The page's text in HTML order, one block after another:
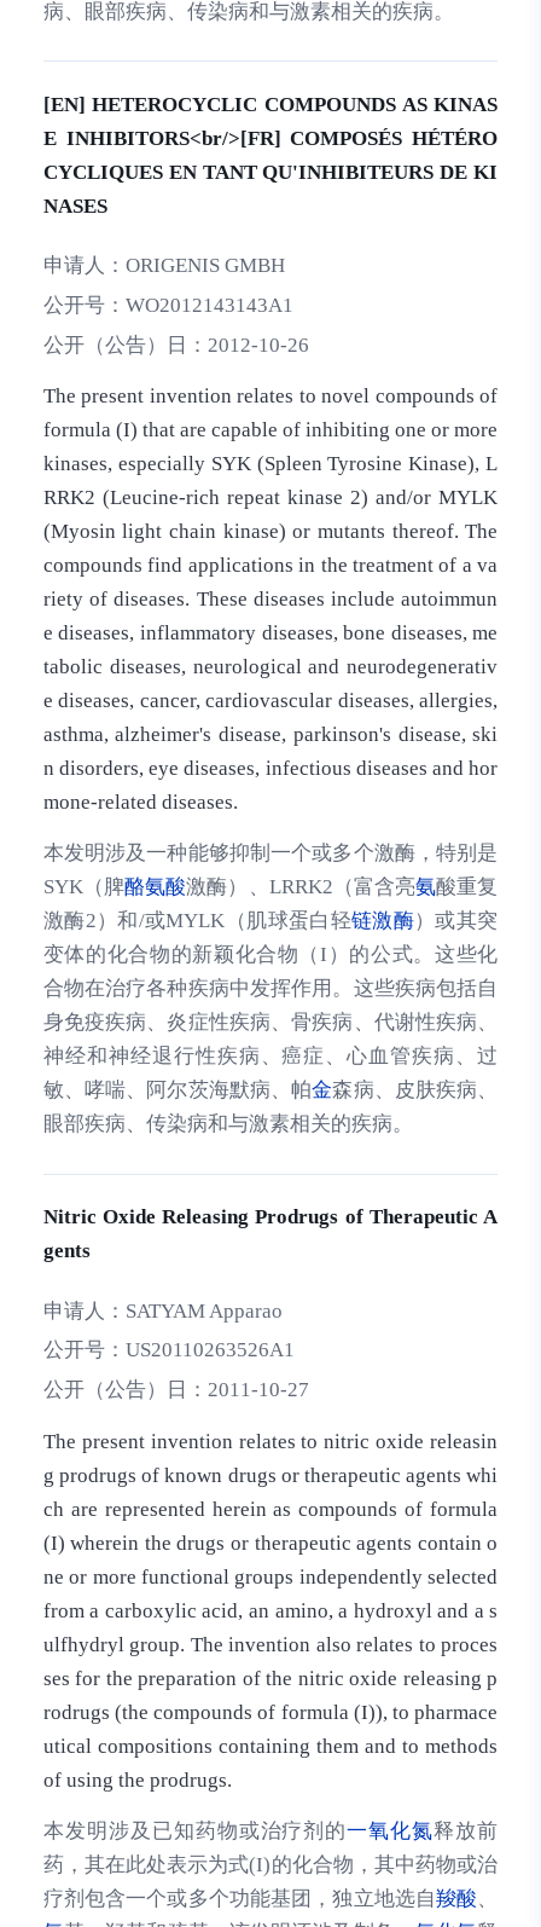
病、眼部疾病、传染病和与激素相关的疾病。
[EN] HETEROCYCLIC COMPOUNDS AS KINAS
E INHIBITORS<br/>[FR] COMPOSÉS HÉTÉRO
CYCLIQUES EN TANT QU'INHIBITEURS DE KI
NASES
申请人： ORIGENIS GMBH
公开号： WO2012143143A1
公开（公告）日： 2012-10-26
The present invention relates to novel compounds of
formula (I) that are capable of inhibiting one or more
kinases, especially SYK (Spleen Tyrosine Kinase), L
RRK2 (Leucine-rich repeat kinase 2) and/or MYLK
(Myosin light chain kinase) or mutants thereof. The
compounds find applications in the treatment of a va
riety of diseases. These diseases include autoimmun
e diseases, inflammatory diseases, bone diseases, me
tabolic diseases, neurological and neurodegenerativ
e diseases, cancer, cardiovascular diseases, allergies,
asthma, alzheimer's disease, parkinson's disease, ski
n disorders, eye diseases, infectious diseases and hor
mone-related diseases.
本发明涉及一种能够抑制一个或多个激酶，特别是
SYK（脾酪氨酸激酶）、LRRK2（富含亮氨酸重复
激酶2）和/或MYLK（肌球蛋白轻链激酶）或其突
变体的化合物的新颖化合物（I）的公式。这些化
合物在治疗各种疾病中发挥作用。这些疾病包括自
身免疫疾病、炎症性疾病、骨疾病、代谢性疾病、
神经和神经退行性疾病、癌症、心血管疾病、过
敏、哮喘、阿尔茨海默病、帕金森病、皮肤疾病、
眼部疾病、传染病和与激素相关的疾病。
Nitric Oxide Releasing Prodrugs of Therapeutic A
gents
申请人： SATYAM Apparao
公开号： US20110263526A1
公开（公告）日： 2011-10-27
The present invention relates to nitric oxide releasin
g prodrugs of known drugs or therapeutic agents whi
ch are represented herein as compounds of formula
(I) wherein the drugs or therapeutic agents contain o
ne or more functional groups independently selected
from a carboxylic acid, an amino, a hydroxyl and a s
ulfhydryl group. The invention also relates to proces
ses for the preparation of the nitric oxide releasing p
rodrugs (the compounds of formula (I)), to pharmace
utical compositions containing them and to methods
of using the prodrugs.
本发明涉及已知药物或治疗剂的一氧化氮释放前
药，其在此处表示为式(I)的化合物，其中药物或治
疗剂包含一个或多个功能基团，独立地选自羧酸、